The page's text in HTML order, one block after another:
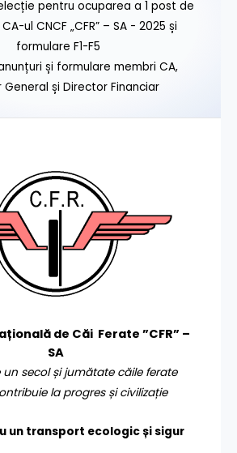
pentru ocuparea a 1 post de
ul CNCF „CFR” – SA - 2025 și
formulare F1-F5
și formulare membri CA,
General și Director Financiar
de Căi Ferate ”CFR” –
SA
un secol și jumătate căile ferate
la progres și civilizație
un transport ecologic și sigur